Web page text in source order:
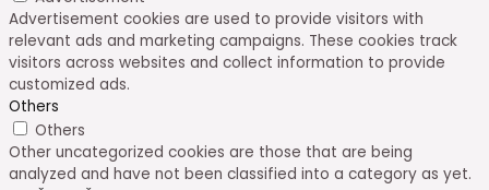
Advertisement cookies are used to provide visitors with
relevant ads and marketing campaigns. These cookies track
visitors across websites and collect information to provide
customized ads.
Others
Others
Other uncategorized cookies are those that are being
analyzed and have not been classified into a category as yet.